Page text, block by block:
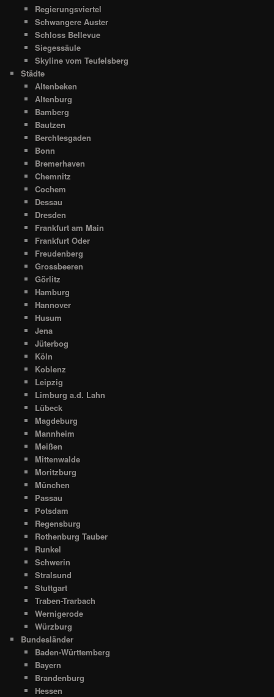
Regierungsviertel
Schwangere Auster
Schloss Bellevue
Siegessäule
Skyline vom Teufelsberg
Städte
Altenbeken
Altenburg
Bamberg
Bautzen
Berchtesgaden
Bonn
Bremerhaven
Chemnitz
Cochem
Dessau
Dresden
Frankfurt am Main
Frankfurt Oder
Freudenberg
Grossbeeren
Görlitz
Hamburg
Hannover
Husum
Jena
Jüterbog
Köln
Koblenz
Leipzig
Limburg a.d. Lahn
Lübeck
Magdeburg
Mannheim
Meißen
Mittenwalde
Moritzburg
München
Passau
Potsdam
Regensburg
Rothenburg Tauber
Runkel
Schwerin
Stralsund
Stuttgart
Traben-Trarbach
Wernigerode
Würzburg
Bundesländer
Baden-Württemberg
Bayern
Brandenburg
Hessen